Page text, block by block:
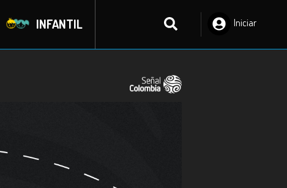
INFANTIL
Iniciar